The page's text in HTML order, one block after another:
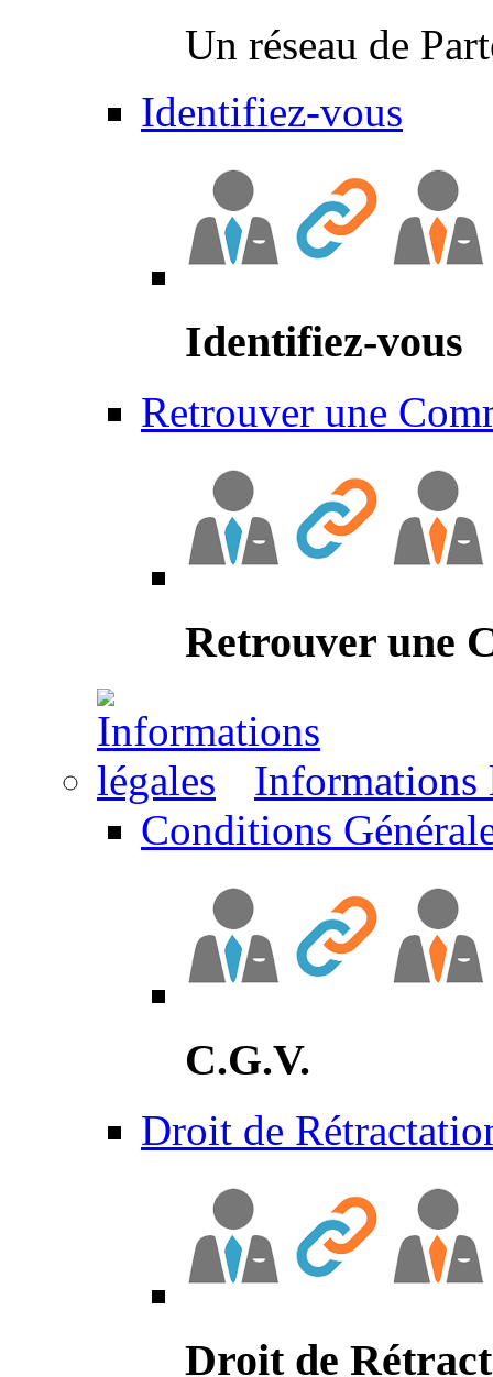
Un réseau de
Identifiez-vous
Identifiez-vous
Retrouver une
Retrouver une
Informations
Conditions
C.G.V.
Droit de
Droit de